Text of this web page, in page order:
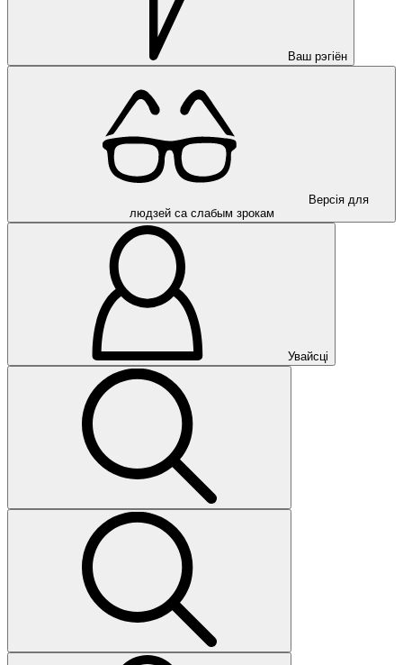
Ваш рэгіён
Версія для
людзей са слабым зрокам
Увайсці